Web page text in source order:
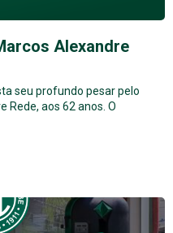
Alexandre
seu profundo pesar pelo
Rede, aos 62 anos. O